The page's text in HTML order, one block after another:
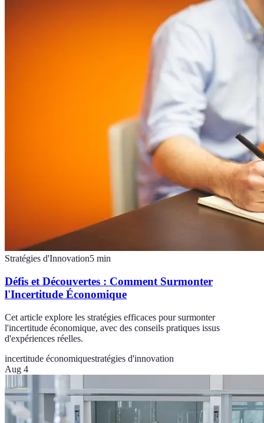
Stratégies d'Innovation5 min
Défis et Découvertes : Comment Surmonter
l'Incertitude Économique
Cet article explore les stratégies efficaces pour surmonter
l'incertitude économique, avec des conseils pratiques issus
d'expériences réelles.
incertitude économiquestratégies d'innovation
Aug 4